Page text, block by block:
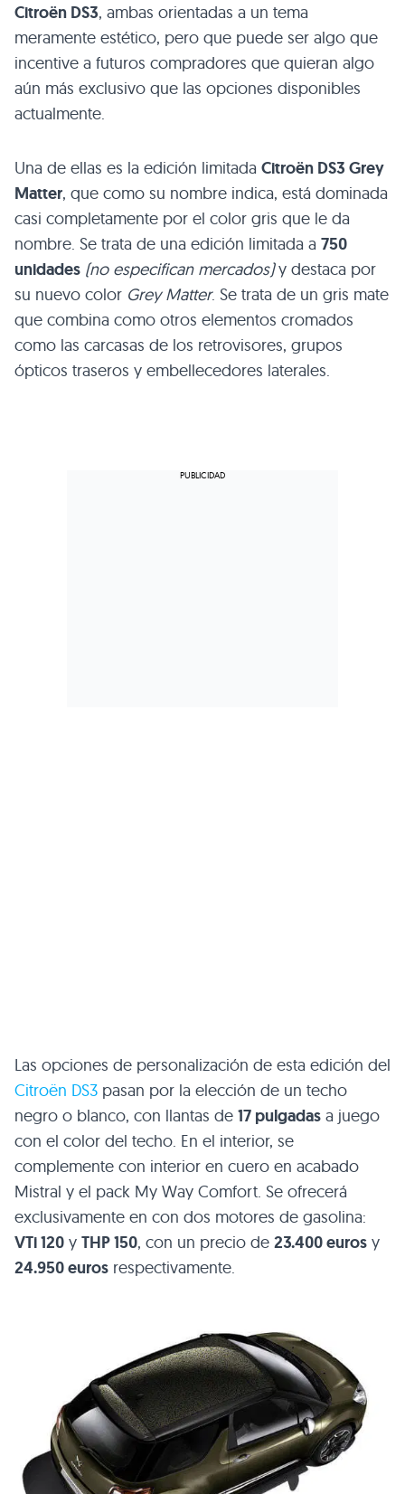
Citroën DS3, ambas orientadas a un tema
meramente estético, pero que puede ser algo que
incentive a futuros compradores que quieran algo
aún más exclusivo que las opciones disponibles
actualmente.
Una de ellas es la edición limitada Citroën DS3 Grey
Matter, que como su nombre indica, está dominada
casi completamente por el color gris que le da
nombre. Se trata de una edición limitada a 750
unidades (no especifican mercados)y destaca por
su nuevo color Grey Matter. Se trata de un gris mate
que combina como otros elementos cromados
como las carcasas de los retrovisores, grupos
ópticos traseros y embellecedores laterales.
Las opciones de personalización de esta edición del
Citroën DS3 pasan por la elección de un techo
negro o blanco, con llantas de 17 pulgadas a juego
con el color del techo. En el interior, se
complemente con interior en cuero en acabado
Mistral y el pack My Way Comfort. Se ofrecerá
exclusivamente en con dos motores de gasolina:
VTi 120 y THP 150, con un precio de 23.400 euros y
24.950 euros respectivamente.